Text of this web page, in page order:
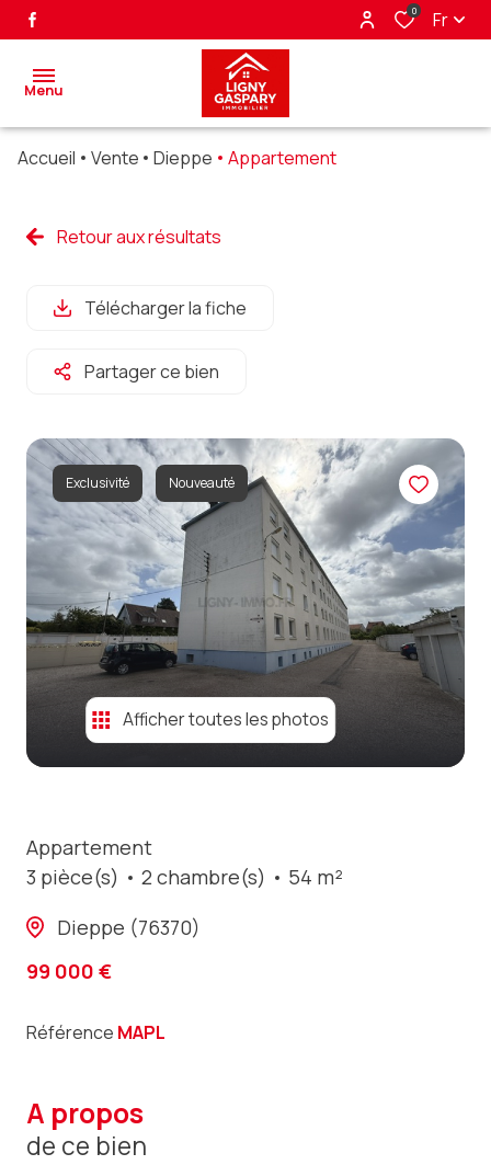
0 Fr
Menu
ventes
vendus
alerte
e-mail
contact
Accueil Vente Dieppe Appartement
Retour aux résultats
Télécharger la fiche
Partager ce bien
Exclusivité Nouveauté
Afficher toutes les photos
Appartement
3 pièce(s)
2 chambre(s)
54 m²
Dieppe (76370)
99 000 €
Référence MAPL
a propos
de ce bien